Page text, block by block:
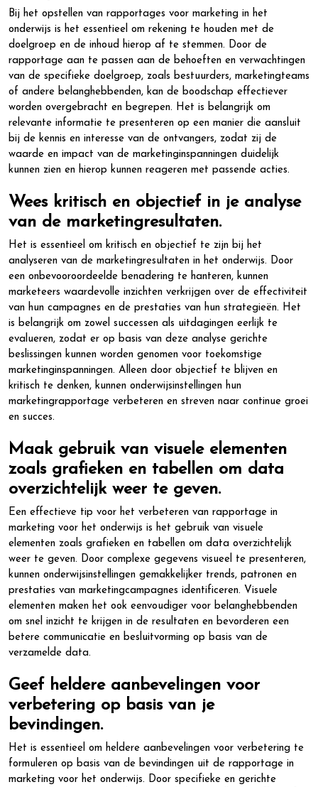
Bij het opstellen van rapportages voor marketing in het
onderwijs is het essentieel om rekening te houden met de
doelgroep en de inhoud hierop af te stemmen. Door de
rapportage aan te passen aan de behoeften en verwachtingen
van de specifieke doelgroep, zoals bestuurders, marketingteams
of andere belanghebbenden, kan de boodschap effectiever
worden overgebracht en begrepen. Het is belangrijk om
relevante informatie te presenteren op een manier die aansluit
bij de kennis en interesse van de ontvangers, zodat zij de
waarde en impact van de marketinginspanningen duidelijk
kunnen zien en hierop kunnen reageren met passende acties.
Wees kritisch en objectief in je analyse
van de marketingresultaten.
Het is essentieel om kritisch en objectief te zijn bij het
analyseren van de marketingresultaten in het onderwijs. Door
een onbevooroordeelde benadering te hanteren, kunnen
marketeers waardevolle inzichten verkrijgen over de effectiviteit
van hun campagnes en de prestaties van hun strategieën. Het
is belangrijk om zowel successen als uitdagingen eerlijk te
evalueren, zodat er op basis van deze analyse gerichte
beslissingen kunnen worden genomen voor toekomstige
marketinginspanningen. Alleen door objectief te blijven en
kritisch te denken, kunnen onderwijsinstellingen hun
marketingrapportage verbeteren en streven naar continue groei
en succes.
Maak gebruik van visuele elementen
zoals grafieken en tabellen om data
overzichtelijk weer te geven.
Een effectieve tip voor het verbeteren van rapportage in
marketing voor het onderwijs is het gebruik van visuele
elementen zoals grafieken en tabellen om data overzichtelijk
weer te geven. Door complexe gegevens visueel te presenteren,
kunnen onderwijsinstellingen gemakkelijker trends, patronen en
prestaties van marketingcampagnes identificeren. Visuele
elementen maken het ook eenvoudiger voor belanghebbenden
om snel inzicht te krijgen in de resultaten en bevorderen een
betere communicatie en besluitvorming op basis van de
verzamelde data.
Geef heldere aanbevelingen voor
verbetering op basis van je
bevindingen.
Het is essentieel om heldere aanbevelingen voor verbetering te
formuleren op basis van de bevindingen uit de rapportage in
marketing voor het onderwijs. Door specifieke en gerichte